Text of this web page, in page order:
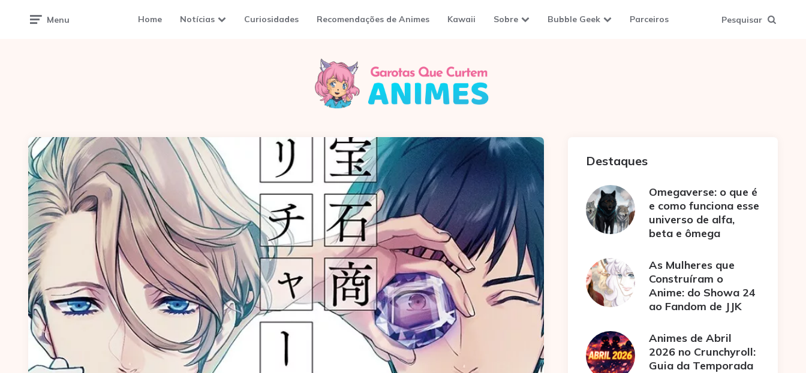
Menu Home Notícias Curiosidades Recomendações de Animes Kawaii Sobre Bubble Geek Parceiros Pesquisar
Destaques
Omegaverse: o que é
e como funciona esse
universo de alfa,
beta e ômega
As Mulheres que
Construíram o
Anime: do Showa 24
ao Fandom de JJK
Animes de Abril
2026 no Crunchyroll:
Guia da Temporada